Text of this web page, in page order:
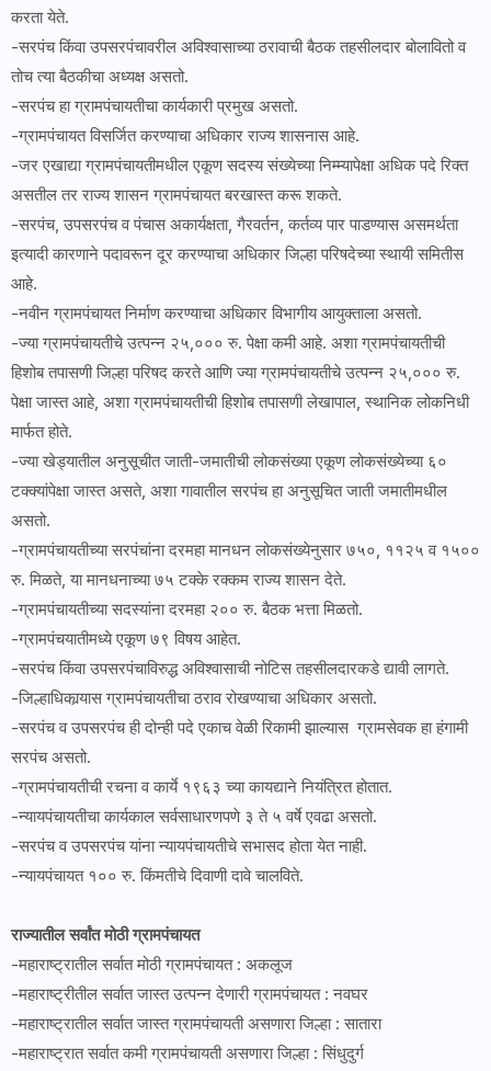
करता येते.
-सरपंच किंवा उपसरपंचावरील अविश्वासाच्या ठरावाची बैठक तहसीलदार बोलावितो व
तोच त्या बैठकीचा अध्यक्ष असतो.
-सरपंच हा ग्रामपंचायतीचा कार्यकारी प्रमुख असतो.
-ग्रामपंचायत विसर्जित करण्याचा अधिकार राज्य शासनास आहे.
-जर एखाद्या ग्रामपंचायतीमधील एकूण सदस्य संख्येच्या निम्म्यापेक्षा अधिक पदे रिक्त
असतील तर राज्य शासन ग्रामपंचायत बरखास्त करू शकते.
-सरपंच, उपसरपंच व पंचास अकार्यक्षता, गैरवर्तन, कर्तव्य पार पाडण्यास असमर्थता
इत्यादी कारणाने पदावरून दूर करण्याचा अधिकार जिल्हा परिषदेच्या स्थायी समितीस
आहे.
-नवीन ग्रामपंचायत निर्माण करण्याचा अधिकार विभागीय आयुक्ताला असतो.
-ज्या ग्रामपंचायतीचे उत्पन्न २५,००० रु. पेक्षा कमी आहे. अशा ग्रामपंचायतीची
हिशोब तपासणी जिल्हा परिषद करते आणि ज्या ग्रामपंचायतीचे उत्पन्न २५,००० रु.
पेक्षा जास्त आहे, अशा ग्रामपंचायतीची हिशोब तपासणी लेखापाल, स्थानिक लोकनिधी
मार्फत होते.
-ज्या खेड्यातील अनुसूचीत जाती-जमातीची लोकसंख्या एकूण लोकसंख्येच्या ६०
टक्क्यांपेक्षा जास्त असते, अशा गावातील सरपंच हा अनुसूचित जाती जमातीमधील
असतो.
-ग्रामपंचायतीच्या सरपंचांना दरमहा मानधन लोकसंख्येनुसार ७५०, ११२५ व १५००
रु. मिळते, या मानधनाच्या ७५ टक्के रक्कम राज्य शासन देते.
-ग्रामपंचायतीच्या सदस्यांना दरमहा २०० रु. बैठक भत्ता मिळतो.
-ग्रामपंचयातीमध्ये एकूण ७९ विषय आहेत.
-सरपंच किंवा उपसरपंचाविरुद्ध अविश्वासाची नोटिस तहसीलदारकडे द्यावी लागते.
-जिल्हाधिकार्‍यास ग्रामपंचायतीचा ठराव रोखण्याचा अधिकार असतो.
-सरपंच व उपसरपंच ही दोन्ही पदे एकाच वेळी रिकामी झाल्यास ग्रामसेवक हा हंगामी
सरपंच असतो.
-ग्रामपंचायतीची रचना व कार्ये १९६३ च्या कायद्याने नियंत्रित होतात.
-न्यायपंचायतीचा कार्यकाल सर्वसाधारणपणे ३ ते ५ वर्षे एवढा असतो.
-सरपंच व उपसरपंच यांना न्यायपंचायतीचे सभासद होता येत नाही.
-न्यायपंचायत १०० रु. किंमतीचे दिवाणी दावे चालविते.
राज्यातील सर्वांत मोठी ग्रामपंचायत
-महाराष्ट्रातील सर्वात मोठी ग्रामपंचायत : अकलूज
-महाराष्ट्रीतील सर्वात जास्त उत्पन्न देणारी ग्रामपंचायत : नवघर
-महाराष्ट्रातील सर्वात जास्त ग्रामपंचायती असणारा जिल्हा : सातारा
-महाराष्ट्रात सर्वात कमी ग्रामपंचायती असणारा जिल्हा : सिंधुदुर्ग